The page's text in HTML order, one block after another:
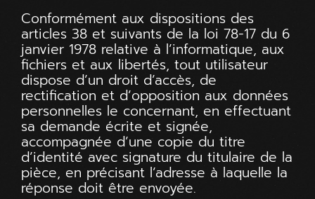
Conformément aux dispositions des
articles 38 et suivants de la loi 78-17 du 6
janvier 1978 relative à l’informatique, aux
fichiers et aux libertés, tout utilisateur
dispose d’un droit d’accès, de
rectification et d’opposition aux données
personnelles le concernant, en effectuant
sa demande écrite et signée,
accompagnée d’une copie du titre
d’identité avec signature du titulaire de la
pièce, en précisant l’adresse à laquelle la
réponse doit être envoyée.